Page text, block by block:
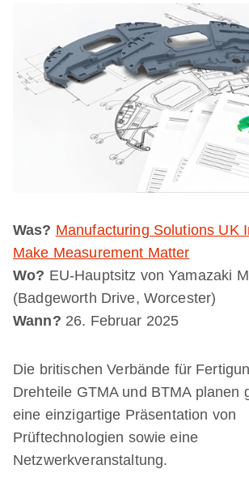
Was? Manufacturing Solutions UK
Make Measurement Matter
Wo? EU-Hauptsitz von Yamazaki
(Badgeworth Drive, Worcester)
Wann? 26. Februar 2025
Die britischen Verbände für
Drehteile GTMA und BTMA planen
eine einzigartige Präsentation von
Prüftechnologien sowie eine
Netzwerkveranstaltung.